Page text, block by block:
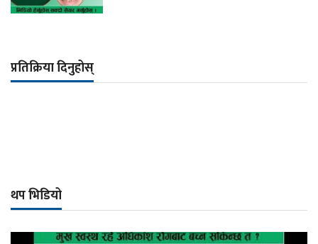
प्रतिक्रिया दिनुहोस्
थप भिडियो